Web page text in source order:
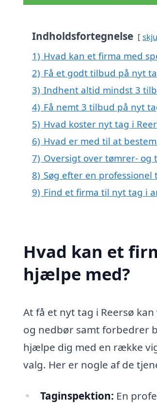
Indholdsfortegnelse
1) Hvad kan et firma med
2) Få et godt tilbud på nyt
3) Indhent altid mindst 3
4) Få nemt 3 tilbud på nyt
5) Hvad koster nyt tag i
6) Hvad er med til at
7) Oversigt over tømrer- og
8) Søg efter en
9) Find et firma til nyt tag i
Hvad kan et
hjælpe med?
At få et nyt tag i Reersø
og nedbør samt forbedrer
hjælpe dig med en række
valg. Her er nogle af de
Taginspektion: En